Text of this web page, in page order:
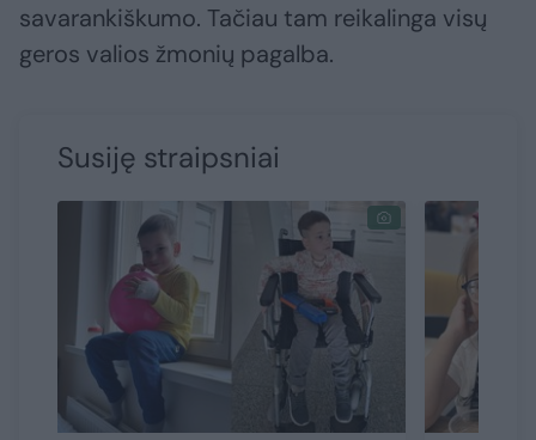
savarankiškumo. Tačiau tam reikalinga visų
geros valios žmonių pagalba.
Susiję straipsniai